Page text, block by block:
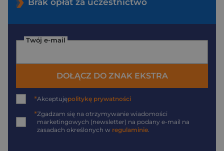
Brak opłat za uczestnictwo
Twój e-mail
DOŁĄCZ DO ZNAK EKSTRA
*Akceptujępolitykę prywatności
*Zgadzam się na otrzymywanie wiadomości
marketingowych (newsletter) na podany e-mail na
zasadach określonych w regulaminie.